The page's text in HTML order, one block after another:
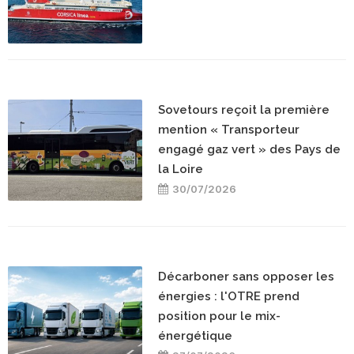
Sovetours reçoit la première
mention « Transporteur
engagé gaz vert » des Pays de
la Loire
30/07/2026
Décarboner sans opposer les
énergies : l'OTRE prend
position pour le mix-
énergétique